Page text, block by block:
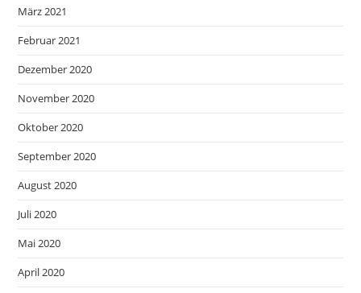
März 2021
Februar 2021
Dezember 2020
November 2020
Oktober 2020
September 2020
August 2020
Juli 2020
Mai 2020
April 2020